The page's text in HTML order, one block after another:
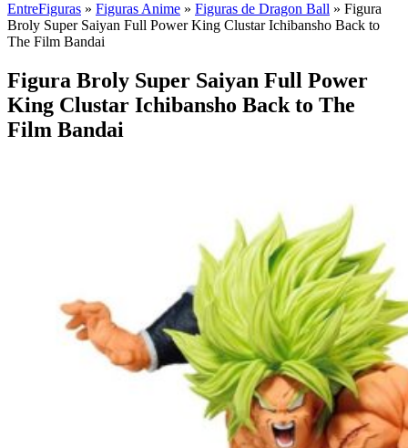
EntreFiguras » Figuras Anime » Figuras de Dragon Ball » Figura
Broly Super Saiyan Full Power King Clustar Ichibansho Back to
The Film Bandai
Figura Broly Super Saiyan Full Power
King Clustar Ichibansho Back to The
Film Bandai